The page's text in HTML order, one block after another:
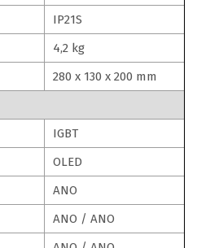
IP21S
4,2 kg
280 x 130 x 200 mm
IGBT
OLED
ANO
ANO / ANO